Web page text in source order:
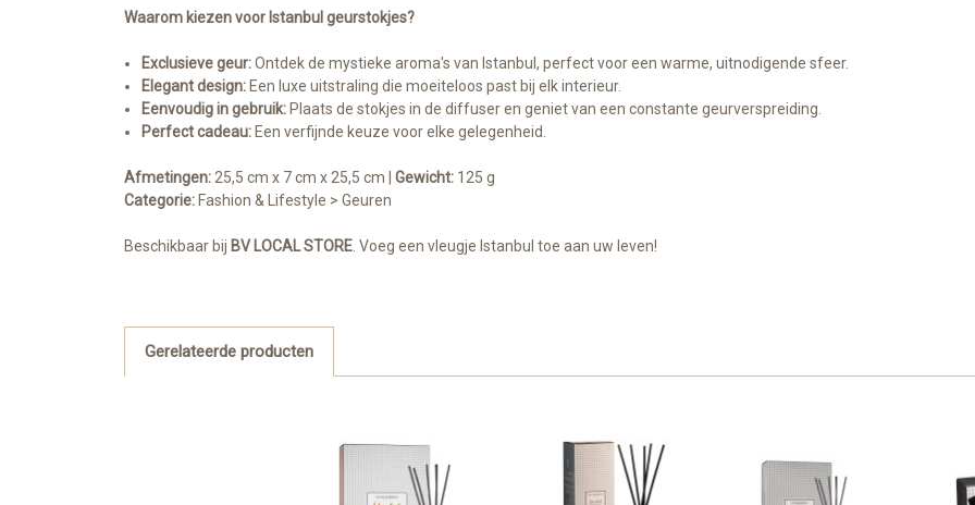
Waarom kiezen voor Istanbul geurstokjes?
Exclusieve geur:Ontdek de mystieke aroma's van Istanbul, perfect voor een warme, uitnodigende sfeer.
Elegant design: Een luxe uitstraling die moeiteloos past bij elk interieur.
Eenvoudig in gebruik: Plaats de stokjes in de diffuser en geniet van een constante geurverspreiding.
Perfect cadeau: Een verfijnde keuze voor elke gelegenheid.
Afmetingen: 25,5 cm x 7 cm x 25,5 cm | Gewicht: 125 g
Categorie: Fashion & Lifestyle > Geuren
Beschikbaar bij BV LOCAL STORE . Voeg een vleugje Istanbul toe aan uw leven!
Gerelateerde producten